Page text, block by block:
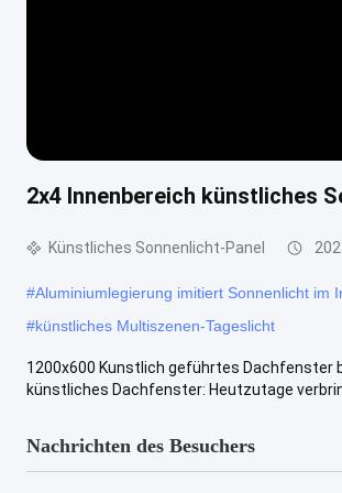
2x4 Innenbereich künstliches
Künstliches Sonnenlicht-Panel
#Aluminiumlegierung imitiert Sonnenlicht im
#künstliches Multiszenen-Tageslicht
1200x600 Kunstlich geführtes Dachfenster
künstliches Dachfenster: Heutzutage
Nachrichten des Besuchers